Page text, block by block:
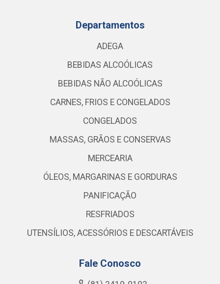
Departamentos
ADEGA
BEBIDAS ALCOÓLICAS
BEBIDAS NÃO ALCOÓLICAS
CARNES, FRIOS E CONGELADOS
CONGELADOS
MASSAS, GRÃOS E CONSERVAS
MERCEARIA
ÓLEOS, MARGARINAS E GORDURAS
PANIFICAÇÃO
RESFRIADOS
UTENSÍLIOS, ACESSÓRIOS E DESCARTÁVEIS
Fale Conosco